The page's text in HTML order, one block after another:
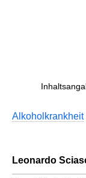
Alkoholkrankheit
Leonardo